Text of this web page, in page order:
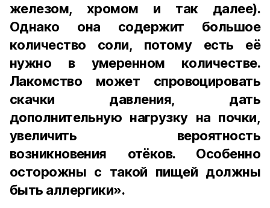
железом, хромом и так далее).
Однако она содержит большое
количество соли, потому есть её
нужно в умеренном количестве.
Лакомство может спровоцировать
скачки давления, дать
дополнительную нагрузку на почки,
увеличить вероятность
возникновения отёков. Особенно
осторожны с такой пищей должны
быть аллергики».